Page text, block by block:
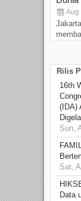
Aug
Rilis
16th
(IDA)
Sun,
Sat,
Data